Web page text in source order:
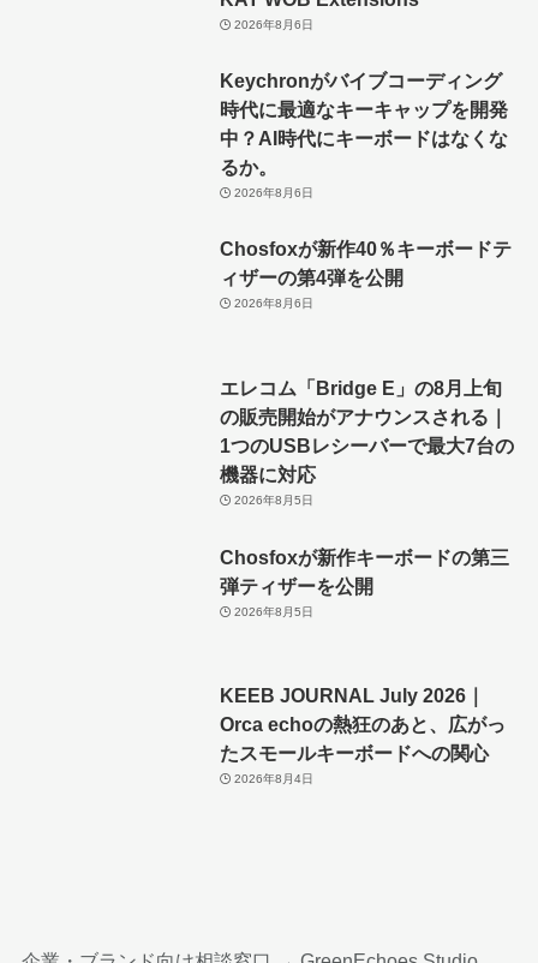
2026年8月6日
Keychronがバイブコーディング
時代に最適なキーキャップを開発
中？AI時代にキーボードはなくな
るか。
2026年8月6日
Chosfoxが新作40％キーボードテ
ィザーの第4弾を公開
2026年8月6日
エレコム「Bridge E」の8月上旬
の販売開始がアナウンスされる｜
1つのUSBレシーバーで最大7台の
機器に対応
2026年8月5日
Chosfoxが新作キーボードの第三
弾ティザーを公開
2026年8月5日
KEEB JOURNAL July 2026｜
Orca echoの熱狂のあと、広がっ
たスモールキーボードへの関心
2026年8月4日